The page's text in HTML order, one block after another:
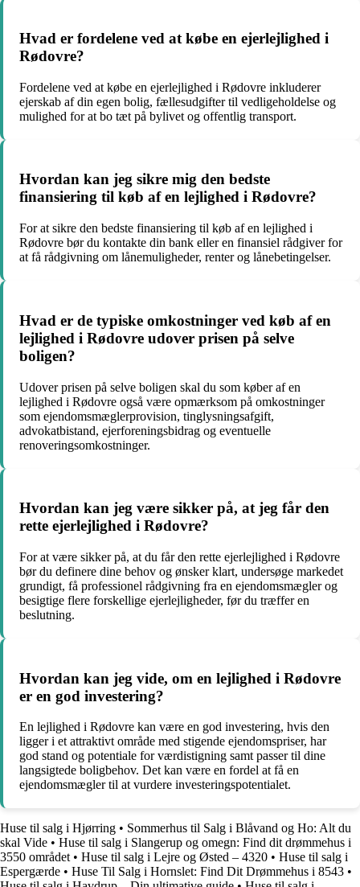
Hvad er fordelene ved at købe en ejerlejlighed i
Rødovre?
Fordelene ved at købe en ejerlejlighed i Rødovre inkluderer
ejerskab af din egen bolig, fællesudgifter til vedligeholdelse og
mulighed for at bo tæt på bylivet og offentlig transport.
Hvordan kan jeg sikre mig den bedste
finansiering til køb af en lejlighed i Rødovre?
For at sikre den bedste finansiering til køb af en lejlighed i
Rødovre bør du kontakte din bank eller en finansiel rådgiver for
at få rådgivning om lånemuligheder, renter og lånebetingelser.
Hvad er de typiske omkostninger ved køb af en
lejlighed i Rødovre udover prisen på selve
boligen?
Udover prisen på selve boligen skal du som køber af en
lejlighed i Rødovre også være opmærksom på omkostninger
som ejendomsmæglerprovision, tinglysningsafgift,
advokatbistand, ejerforeningsbidrag og eventuelle
renoveringsomkostninger.
Hvordan kan jeg være sikker på, at jeg får den
rette ejerlejlighed i Rødovre?
For at være sikker på, at du får den rette ejerlejlighed i Rødovre
bør du definere dine behov og ønsker klart, undersøge markedet
grundigt, få professionel rådgivning fra en ejendomsmægler og
besigtige flere forskellige ejerlejligheder, før du træffer en
beslutning.
Hvordan kan jeg vide, om en lejlighed i Rødovre
er en god investering?
En lejlighed i Rødovre kan være en god investering, hvis den
ligger i et attraktivt område med stigende ejendomspriser, har
god stand og potentiale for værdistigning samt passer til dine
langsigtede boligbehov. Det kan være en fordel at få en
ejendomsmægler til at vurdere investeringspotentialet.
Huse til salg i Hjørring • Sommerhus til Salg i Blåvand og Ho: Alt du
skal Vide • Huse til salg i Slangerup og omegn: Find dit drømmehus i
3550 området• Huse til salg i Lejre og Østed – 4320 • Huse til salg i
Espergærde • Huse Til Salg i Hornslet: Find Dit Drømmehus i 8543 •